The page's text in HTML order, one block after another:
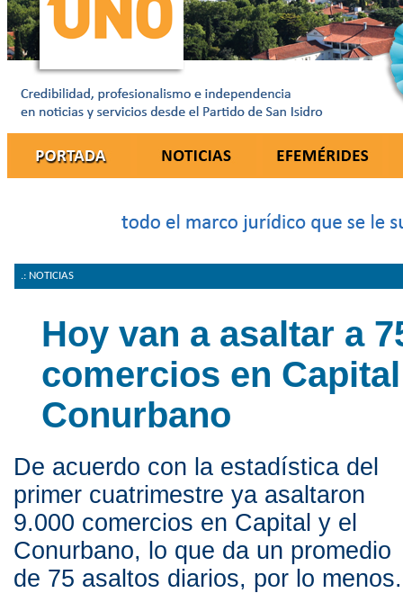
.: NOTICIAS
Hoy van a asaltar a
comercios en
Conurbano
De acuerdo con la estadística del
primer cuatrimestre ya asaltaron
9.000 comercios en Capital y el
Conurbano, lo que da un promedio
de 75 asaltos diarios, por lo menos.